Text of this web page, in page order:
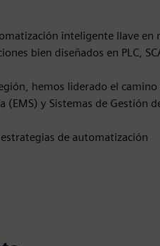
inteligente llave en
bien diseñados en PLC,
hemos liderado el camino
y Sistemas de Gestión
de automatización